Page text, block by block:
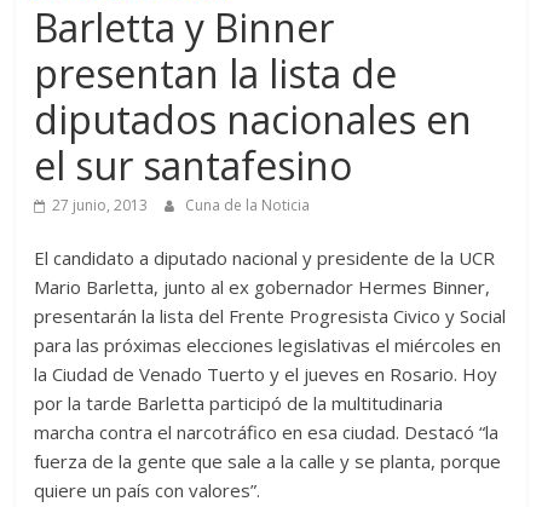
Barletta y Binner
presentan la lista de
diputados nacionales en
el sur santafesino
27 junio, 2013 Cuna de la Noticia
El candidato a diputado nacional y presidente de la UCR
Mario Barletta, junto al ex gobernador Hermes Binner,
presentarán la lista del Frente Progresista Civico y Social
para las próximas elecciones legislativas el miércoles en
la Ciudad de Venado Tuerto y el jueves en Rosario. Hoy
por la tarde Barletta participó de la multitudinaria
marcha contra el narcotráfico en esa ciudad. Destacó “la
fuerza de la gente que sale a la calle y se planta, porque
quiere un país con valores”.